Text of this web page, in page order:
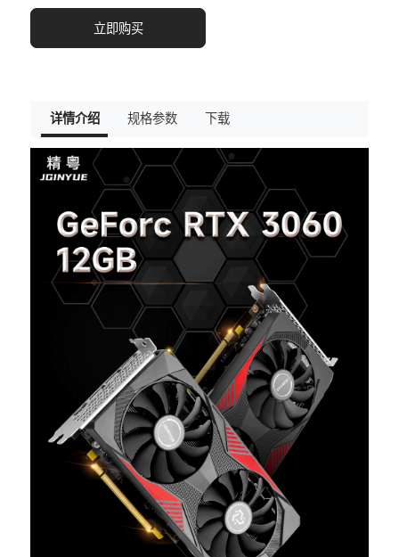
立即购买
详情介绍 规格参数 下载